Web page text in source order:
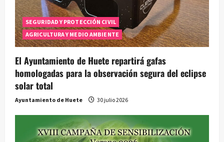
SEGURIDAD Y PROTECCIÓN CIVIL
AGRICULTURA Y MEDIO AMBIENTE
El Ayuntamiento de Huete repartirá gafas
homologadas para la observación segura del eclipse
solar total
Ayuntamiento de Huete 30 julio 2026